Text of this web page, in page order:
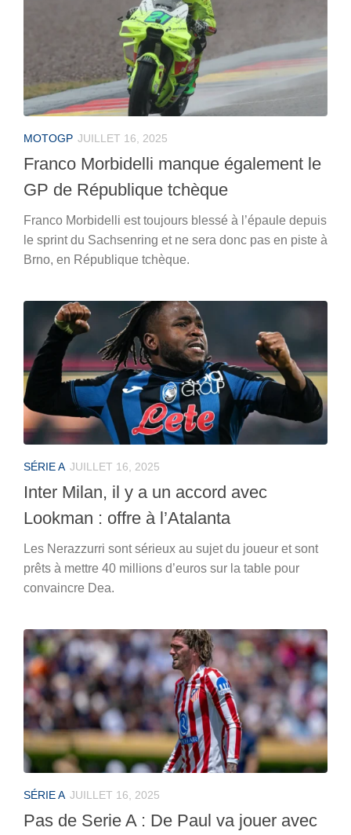
MOTOGP JUILLET 16, 2025
Franco Morbidelli manque également le
GP de République tchèque
Franco Morbidelli est toujours blessé à l’épaule depuis
le sprint du Sachsenring et ne sera donc pas en piste à
Brno, en République tchèque.
SÉRIE A JUILLET 16, 2025
Inter Milan, il y a un accord avec
Lookman : offre à l’Atalanta
Les Nerazzurri sont sérieux au sujet du joueur et sont
prêts à mettre 40 millions d’euros sur la table pour
convaincre Dea.
SÉRIE A JUILLET 16, 2025
Pas de Serie A : De Paul va jouer avec